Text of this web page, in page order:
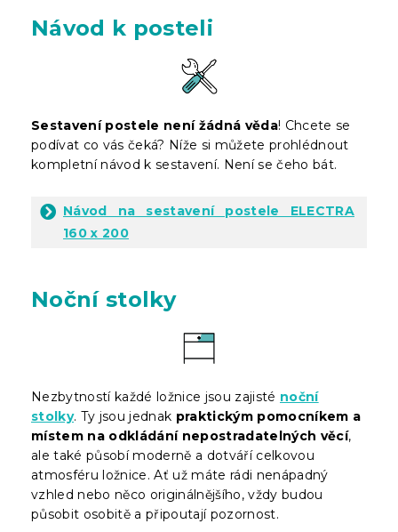
Návod k posteli
Sestavení postele není žádná věda! Chcete se
podívat co vás čeká? Níže si můžete prohlédnout
kompletní návod k sestavení. Není se čeho bát.
Návod na sestavení postele ELECTRA
160 x 200
Noční stolky
Nezbytností každé ložnice jsou zajisté noční
stolky. Ty jsou jednak praktickým pomocníkem a
místem na odkládání nepostradatelných věcí,
ale také působí moderně a dotváří celkovou
atmosféru ložnice. Ať už máte rádi nenápadný
vzhled nebo něco originálnějšího, vždy budou
působit osobitě a připoutají pozornost.